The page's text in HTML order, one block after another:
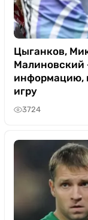
Цыганков,
Малиновский
информацию,
игру
3724